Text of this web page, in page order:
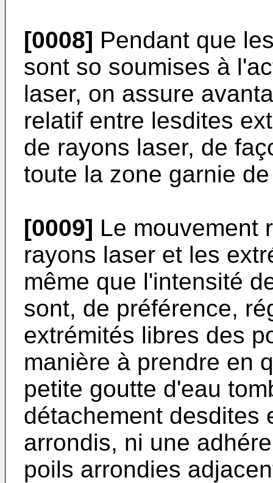
[0008] Pendant que
sont so soumises à
laser, on assure
relatif entre lesdites
de rayons laser, de
toute la zone garnie
[0009] Le mouvement
rayons laser et les
même que l'intensité
sont, de préférence,
extrémités libres des
manière à prendre en
petite goutte d'eau
détachement desdites
arrondis, ni une
poils arrondies